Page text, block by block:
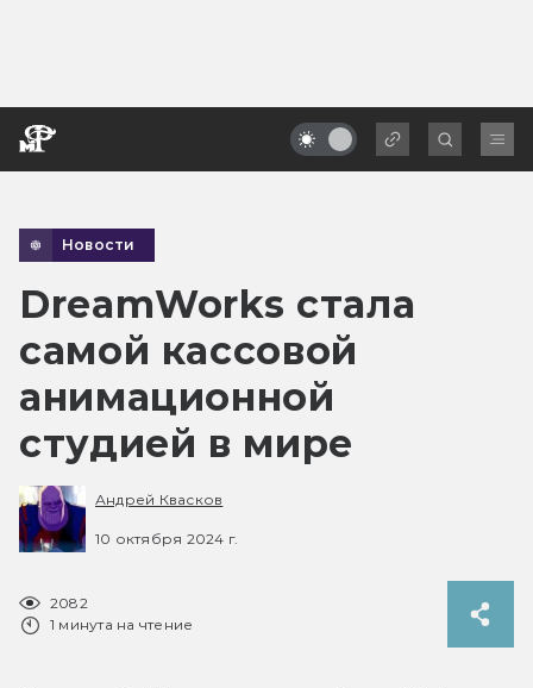
Новости
DreamWorks стала
самой кассовой
анимационной
студией в мире
Андрей Квасков
10 октября 2024 г.
2082
1 минута на чтение